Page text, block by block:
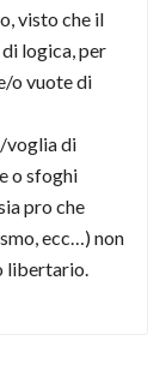
visto che il
logica, per
o vuote di
voglia di
o sfoghi
pro che
ecc…) non
libertario.